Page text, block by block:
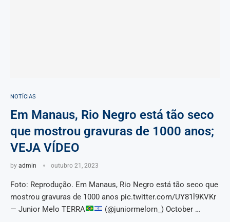
NOTÍCIAS
Em Manaus, Rio Negro está tão seco
que mostrou gravuras de 1000 anos;
VEJA VÍDEO
by admin outubro 21, 2023
Foto: Reprodução. Em Manaus, Rio Negro está tão seco que
mostrou gravuras de 1000 anos pic.twitter.com/UY81l9KVKr
— Junior Melo TERRA
(@juniormelorn_) October …